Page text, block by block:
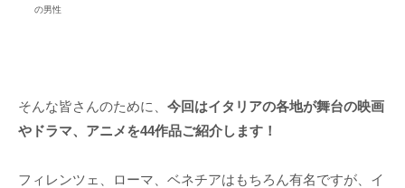
の男性
そんな皆さんのために、 今回はイタリアの各地が舞台の映画
やドラマ、アニメを44作品ご紹介します！
フィレンツェ、ローマ、ベネチアはもちろん有名ですが、イ